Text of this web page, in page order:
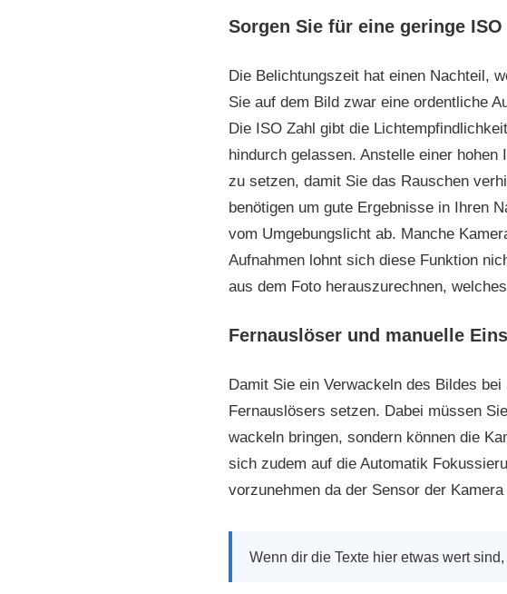
Sorgen Sie für eine geringe ISO
Die Belichtungszeit hat einen Nachteil,
Sie auf dem Bild zwar eine ordentliche
Die ISO Zahl gibt die
hindurch gelassen. Anstelle einer
zu setzen, damit Sie das Rauschen
benötigen um gute Ergebnisse in Ihren
vom Umgebungslicht ab. Manche
Aufnahmen lohnt sich diese Funktion
aus dem Foto herauszurechnen,
Fernauslöser und manuelle
Damit Sie ein Verwackeln des Bildes
Fernauslösers setzen. Dabei müssen
wackeln bringen, sondern können die
sich zudem auf die Automatik
vorzunehmen da der Sensor der
Wenn dir die Texte hier etwas wert